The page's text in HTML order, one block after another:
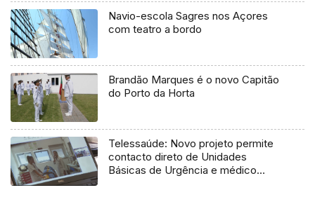
Navio-escola Sagres nos Açores
com teatro a bordo
Brandão Marques é o novo Capitão
do Porto da Horta
Telessaúde: Novo projeto permite
contacto direto de Unidades
Básicas de Urgência e médico